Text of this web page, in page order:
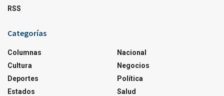
RSS
Categorías
Columnas
Cultura
Deportes
Estados
Nacional
Negocios
Política
Salud